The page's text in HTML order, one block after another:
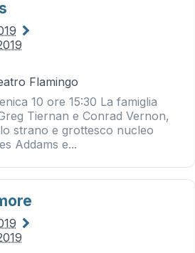
Flamingo
10 ore 15:30 La famiglia
Tiernan e Conrad Vernon,
strano e grottesco nucleo
Addams e...